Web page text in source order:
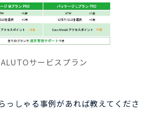
サービスプラン
らっしゃる事例があれば教えてくださ